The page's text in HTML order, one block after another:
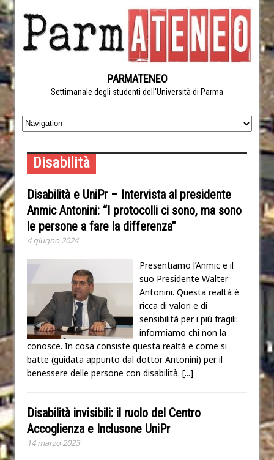
PARMATENEO
Settimanale degli studenti dell'Università di Parma
Disabilità
Disabilità e UniPr – Intervista al presidente
Anmic Antonini: “I protocolli ci sono, ma sono
le persone a fare la differenza”
4 giugno 2024
Presentiamo l’Anmic e il
suo Presidente Walter
Antonini. Questa realtà è
ricca di valori e di
sensibilità per i più fragili:
informiamo chi non la
conosce. In cosa consiste questa realtà e come si
batte (guidata appunto dal dottor Antonini) per il
benessere delle persone con disabilità. [...]
Disabilità invisibili: il ruolo del Centro
Accoglienza e Inclusone UniPr
14 marzo 2023